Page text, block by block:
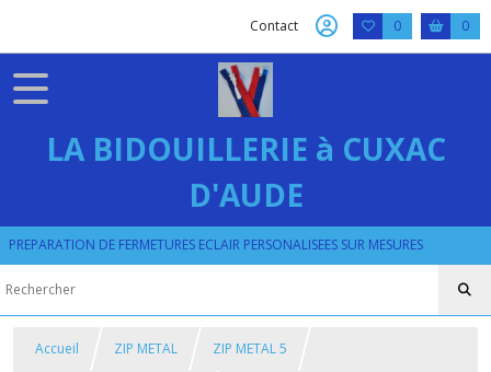
Contact 0 0
LA BIDOUILLERIE à CUXAC
D'AUDE
PREPARATION DE FERMETURES ECLAIR PERSONALISEES SUR MESURES
Accueil ZIP METAL ZIP METAL 5